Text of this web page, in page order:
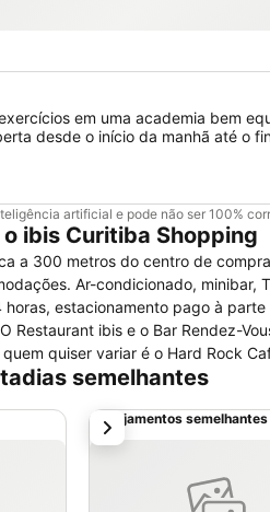
em uma academia bem
desde o início da manhã até o
artificial e pode não ser 100%
ibis Curitiba Shopping
a 300 metros do centro de
podem acomodar até dois adultos e
variar é o Hard Rock Café Curitiba, a cinco minutos
Também em dez minutos,
semelhantes
Alojamentos semelhantes
próximo